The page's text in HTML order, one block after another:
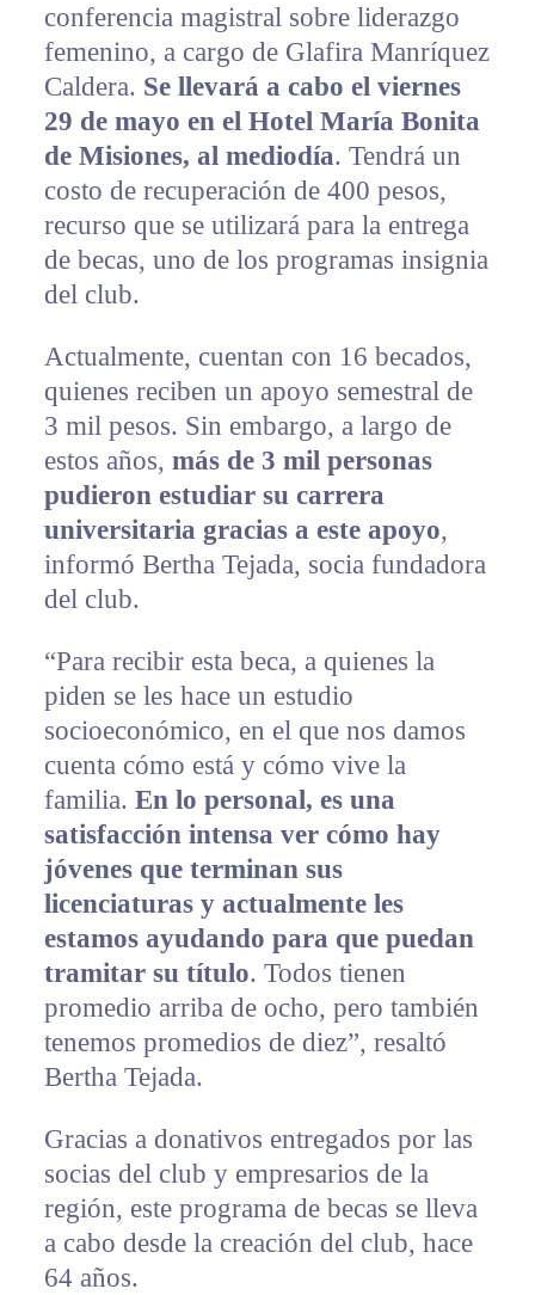
conferencia magistral sobre liderazgo
femenino, a cargo de Glafira Manríquez
Caldera. Se llevará a cabo el viernes
29 de mayo en el Hotel María Bonita
de Misiones, al mediodía. Tendrá un
costo de recuperación de 400 pesos,
recurso que se utilizará para la entrega
de becas, uno de los programas insignia
del club.
Actualmente, cuentan con 16 becados,
quienes reciben un apoyo semestral de
3 mil pesos. Sin embargo, a largo de
estos años, más de 3 mil personas
pudieron estudiar su carrera
universitaria gracias a este apoyo,
informó Bertha Tejada, socia fundadora
del club.
“Para recibir esta beca, a quienes la
piden se les hace un estudio
socioeconómico, en el que nos damos
cuenta cómo está y cómo vive la
familia. En lo personal, es una
satisfacción intensa ver cómo hay
jóvenes que terminan sus
licenciaturas y actualmente les
estamos ayudando para que puedan
tramitar su título. Todos tienen
promedio arriba de ocho, pero también
tenemos promedios de diez”, resaltó
Bertha Tejada.
Gracias a donativos entregados por las
socias del club y empresarios de la
región, este programa de becas se lleva
a cabo desde la creación del club, hace
64 años.